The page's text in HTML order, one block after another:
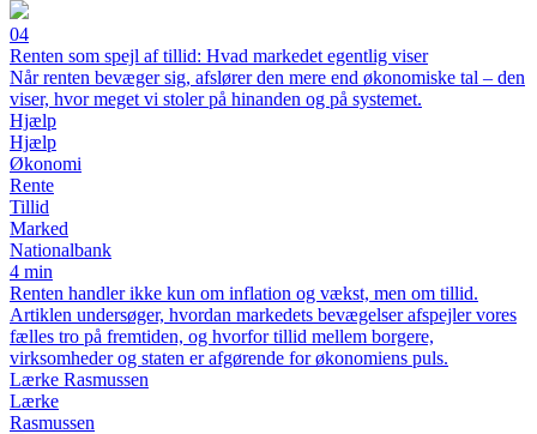
04
Renten som spejl af tillid: Hvad markedet egentlig viser
Når renten bevæger sig, afslører den mere end økonomiske tal – den
viser, hvor meget vi stoler på hinanden og på systemet.
Hjælp
Hjælp
Økonomi
Rente
Tillid
Marked
Nationalbank
4 min
Renten handler ikke kun om inflation og vækst, men om tillid.
Artiklen undersøger, hvordan markedets bevægelser afspejler vores
fælles tro på fremtiden, og hvorfor tillid mellem borgere,
virksomheder og staten er afgørende for økonomiens puls.
Lærke Rasmussen
Lærke
Rasmussen